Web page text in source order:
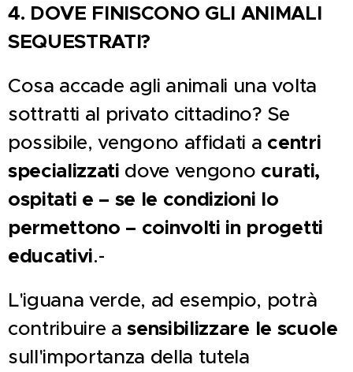
4. DOVE FINISCONO GLI ANIMALI
SEQUESTRATI?
Cosa accade agli animali una volta
sottratti al privato cittadino? Se
possibile, vengono affidati a centri
specializzati dove vengono curati,
ospitati e – se le condizioni lo
permettono – coinvolti in progetti
educativi.-
L'iguana verde, ad esempio, potrà
contribuire asensibilizzare le scuole
sull'importanza della tutela